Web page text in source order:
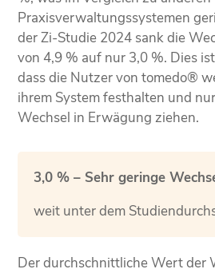
Praxisverwaltungssystemen
der Zi-Studie 2024 sank die
von 4,9 % auf nur 3,0 %. Dies
dass die Nutzer von tomedo®
ihrem System festhalten und
Wechsel in Erwägung ziehen.
3,0 % – Sehr geringe
weit unter dem
Der durchschnittliche Wert der